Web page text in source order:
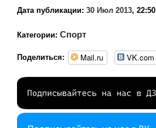
Дата публикации: 30 Июл 2013, 22:50
Категории: Спорт
Поделиться: Mail.ru VK.com